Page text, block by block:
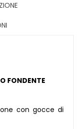
FONDENTE
con gocce di